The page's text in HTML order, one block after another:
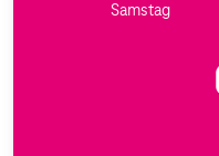
Samstag